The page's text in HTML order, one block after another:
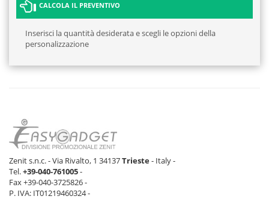
CALCOLA IL PREVENTIVO
Inserisci la quantità desiderata e scegli le opzioni della
personalizzazione
Zenit s.n.c. - Via Rivalto, 1 34137Trieste- Italy -
Tel.+39-040-761005-
Fax +39-040-3725826 -
P. IVA: IT01219460324 -